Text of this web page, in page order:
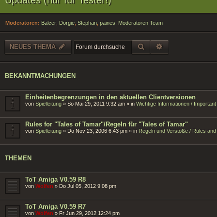
Moderatoren: Balcer Dorgie Stephan paines Moderatoren Team
NEUES THEMA SUCHE
BEKANNTMACHUNGEN
Einheitenbegrenzungen in den aktuellen Clientversionen
von Spielleitung » So Mai 29, 2011 9:32 am » in Wichtige Informationen /
Rules for "Tales of Tamar"/Regeln für "Tales of Tamar"
von Spielleitung » Do Nov 23, 2006 6:43 pm » in Regeln und Verstöße / Rules and
THEMEN
ToT Amiga V0.59 R8
von Wolfen » Do Jul 05, 2012 9:08 pm
ToT Amiga V0.59 R7
von Wolfen » Fr Jun 29, 2012 12:24 pm